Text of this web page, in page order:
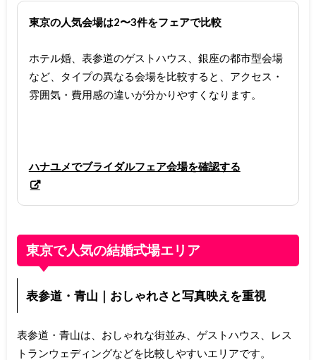
東京の人気会場は2〜3件をフェアで比較
ホテル婚、表参道のゲストハウス、銀座の都市型会場
など、タイプの異なる会場を比較すると、アクセス・
雰囲気・費用感の違いが分かりやすくなります。
ハナユメでブライダルフェア会場を確認する
東京で人気の結婚式場エリア
表参道・青山｜おしゃれさと写真映えを重視
表参道・青山は、おしゃれな街並み、ゲストハウス、レス
トランウェディングなどを比較しやすいエリアです。